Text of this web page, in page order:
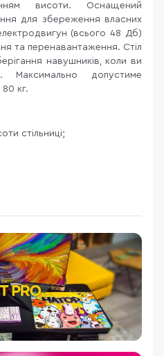
висоти. Оснащений
для збереження власних
(всього 48 Дб)
та перенавантаження. Стіл
навушників, коли ви
Максимально допустиме
кг.
стільниці;